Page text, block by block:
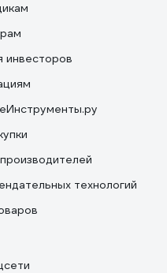
инвесторов
технологий